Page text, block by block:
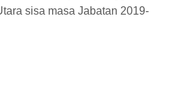
sisa masa Jabatan 2019-